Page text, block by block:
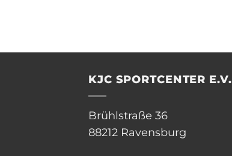
KJC SPORTCENTER E.V.
Brühlstraße 36
88212 Ravensburg